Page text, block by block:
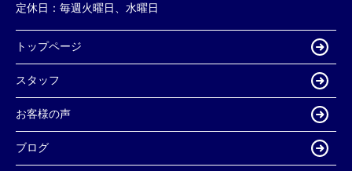
定休日： 毎週火曜日、水曜日
トップページ
スタッフ
お客様の声
ブログ